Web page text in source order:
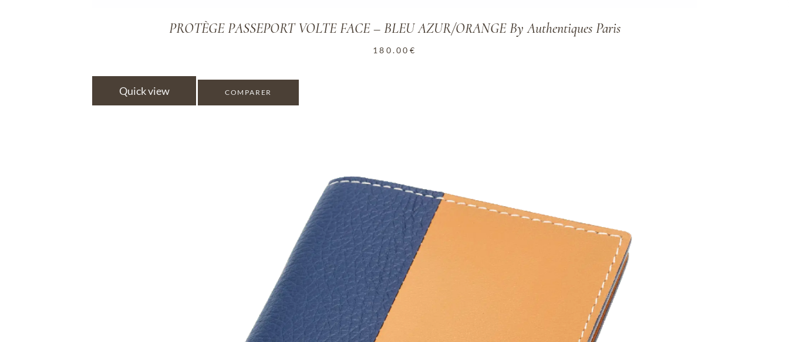
PROTÈGE PASSEPORT VOLTE FACE – BLEU AZUR/ORANGE By Authentiques Paris
180.00 €
Quick view COMPARER